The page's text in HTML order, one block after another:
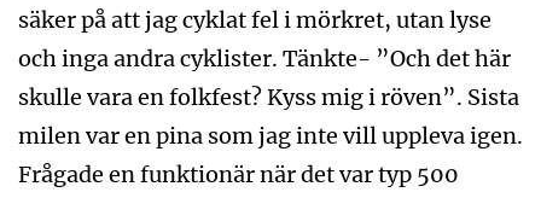
säker på att jag cyklat fel i mörkret, utan lyse
och inga andra cyklister. Tänkte- ”Och det här
skulle vara en folkfest? Kyss mig i röven”. Sista
milen var en pina som jag inte vill uppleva igen.
Frågade en funktionär när det var typ 500